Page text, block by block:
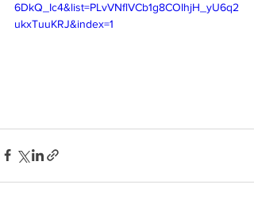
6DkQ_Ic4&list=PLvVNflVCb1g8COIhjH_yU6q2
ukxTuuKRJ&index=1